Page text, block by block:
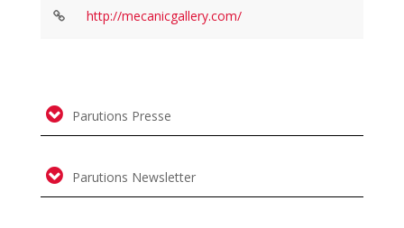
http://mecanicgallery.com/
Parutions Presse
Parutions Newsletter